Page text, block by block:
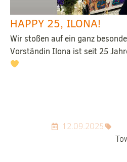
HAPPY 25, ILONA!
Wir stoßen auf ein ganz
Vorständin Ilona ist seit 25
12.09.2025